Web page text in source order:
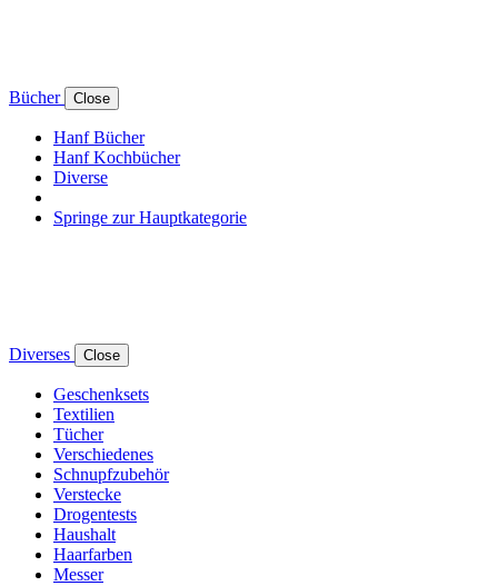
Bücher Close
Hanf Bücher
Hanf Kochbücher
Diverse
Springe zur Hauptkategorie
Diverses Close
Geschenksets
Textilien
Tücher
Verschiedenes
Schnupfzubehör
Verstecke
Drogentests
Haushalt
Haarfarben
Messer